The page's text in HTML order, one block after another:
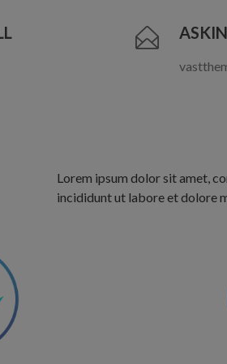
Lorem ipsum dolor sit amet,
incididunt ut labore et dolore